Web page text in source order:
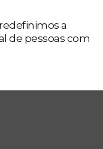
a
de pessoas com